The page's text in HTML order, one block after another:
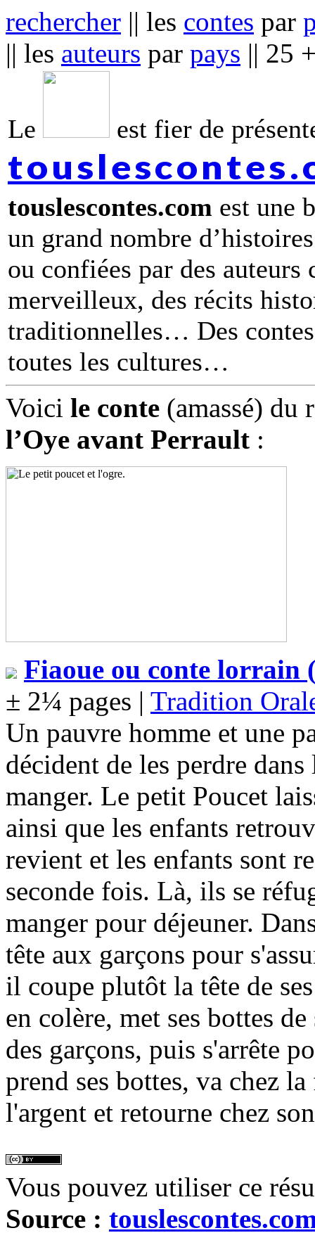
rechercher || les contes par
|| les auteurs par pays || 25
Le est fier de
touslescontes.com est une
un grand nombre
ou confiées par des
merveilleux, des récits
traditionnelles… Des
toutes les cultures
Voici le conte (amassé) du
l’Oye avant Perrault :
Fiaoue ou conte lorrain
± 2¼ pages | Tradition
Un pauvre homme et une
décident de les perdre
manger. Le petit Poucet
ainsi que les enfants
revient et les enfants sont
seconde fois. Là, ils se
manger pour déjeuner.
tête aux garçons pour
il coupe plutôt la tête de
en colère, met ses bottes
des garçons, puis s'arrête
prend ses bottes, va chez
l'argent et retourne chez
Vous pouvez utiliser ce
Source :